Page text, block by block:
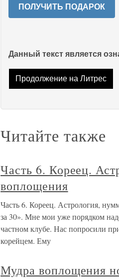
ПОЛУЧИТЬ ПОДАРОК
Данный текст является
Продолжение на Литрес
Читайте также
Часть 6. Кореец.
воплощения
Часть 6. Кореец. Астрология,
за 30». Мне мои уже порядком
частном клубе. Нас попросили
корейцем. Ему
Мудра воплощения